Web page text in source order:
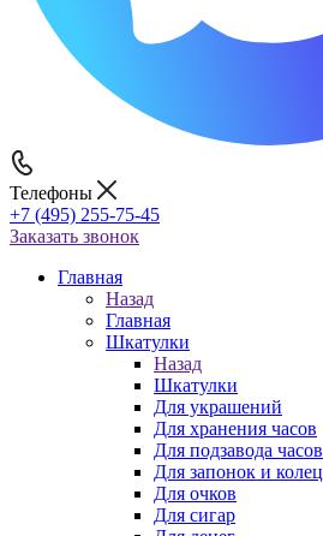
Телефоны
+7 (495) 255-75-45
Заказать звонок
Главная
Назад
Главная
Шкатулки
Назад
Шкатулки
Для украшений
Для хранения часов
Для подзавода часов
Для запонок и колец
Для очков
Для сигар